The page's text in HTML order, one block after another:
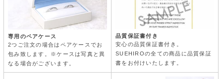
専用のペアケース
2つご注文の場合はペアケースでお
包み致します。※ケースは写真と異
なる場合がございます。
品質保証書付き
安心の品質保証書付き。
SUEHIROの全ての商品に品質保証
書をお付けいたします。